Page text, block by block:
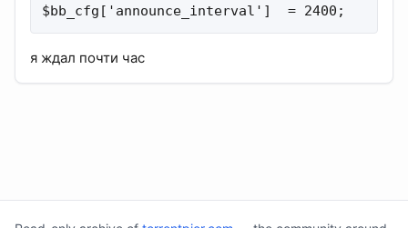
$bb_cfg['announce_interval']  = 2400;
я ждал почти час